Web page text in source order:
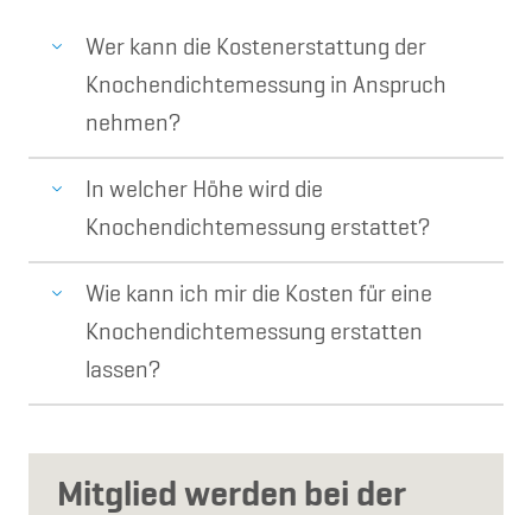
Wer kann die Kostenerstattung der
Knochendichtemessung in Anspruch
nehmen?
In welcher Höhe wird die
Knochendichtemessung erstattet?
Wie kann ich mir die Kosten für eine
Knochendichtemessung erstatten
lassen?
Mitglied werden bei der